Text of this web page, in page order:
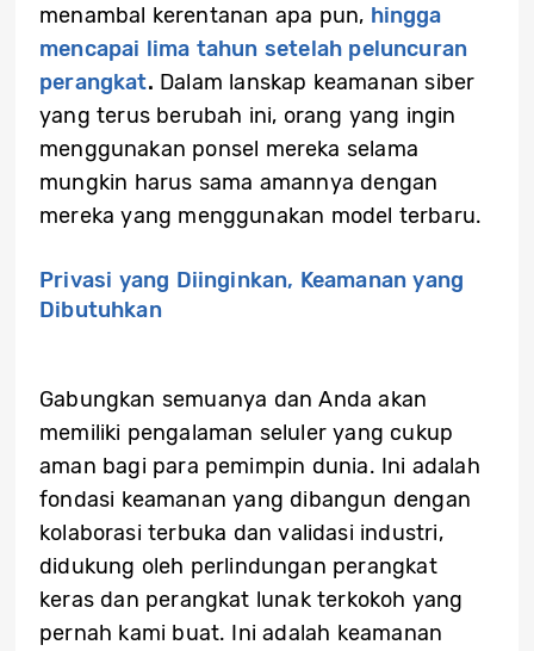
menambal kerentanan apa pun, hingga
mencapai lima tahun setelah peluncuran
perangkat. Dalam lanskap keamanan siber
yang terus berubah ini, orang yang ingin
menggunakan ponsel mereka selama
mungkin harus sama amannya dengan
mereka yang menggunakan model terbaru.
Privasi yang Diinginkan, Keamanan yang
Dibutuhkan
Gabungkan semuanya dan Anda akan
memiliki pengalaman seluler yang cukup
aman bagi para pemimpin dunia. Ini adalah
fondasi keamanan yang dibangun dengan
kolaborasi terbuka dan validasi industri,
didukung oleh perlindungan perangkat
keras dan perangkat lunak terkokoh yang
pernah kami buat. Ini adalah keamanan